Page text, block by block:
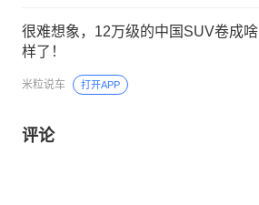
很难想象，12万级的中国SUV卷成啥
样了！
米粒说车 打开APP
评论